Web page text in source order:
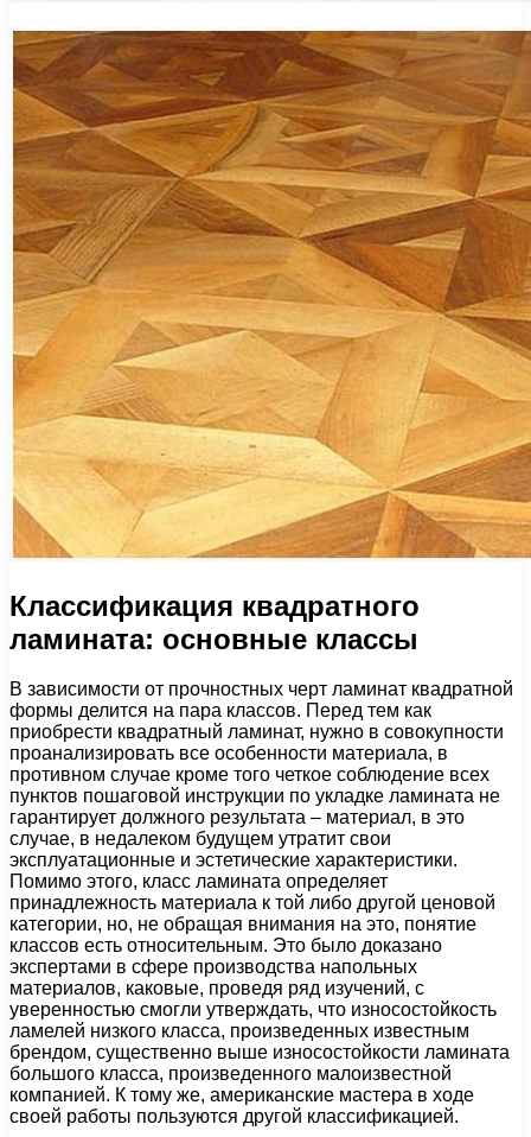
Классификация квадратного
ламината: основные классы
В зависимости от прочностных черт ламинат квадратной
формы делится на пара классов. Перед тем как
приобрести квадратный ламинат, нужно в совокупности
проанализировать все особенности материала, в
противном случае кроме того четкое соблюдение всех
пунктов пошаговой инструкции по укладке ламината не
гарантирует должного результата – материал, в это
случае, в недалеком будущем утратит свои
эксплуатационные и эстетические характеристики.
Помимо этого, класс ламината определяет
принадлежность материала к той либо другой ценовой
категории, но, не обращая внимания на это, понятие
классов есть относительным. Это было доказано
экспертами в сфере производства напольных
материалов, каковые, проведя ряд изучений, с
уверенностью смогли утверждать, что износостойкость
ламелей низкого класса, произведенных известным
брендом, существенно выше износостойкости ламината
большого класса, произведенного малоизвестной
компанией. К тому же, американские мастера в ходе
своей работы пользуются другой классификацией.